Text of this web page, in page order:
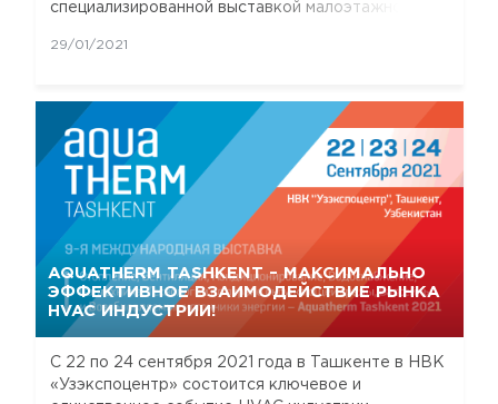
специализированной выставкой малоэтажного
29/01/2021
AQUATHERM TASHKENT – МАКСИМАЛЬНО
ЭФФЕКТИВНОЕ ВЗАИМОДЕЙСТВИЕ РЫНКА
HVAC ИНДУСТРИИ!
С 22 по 24 сентября 2021 года в Ташкенте в НВК
«Узэкспоцентр» состоится ключевое и